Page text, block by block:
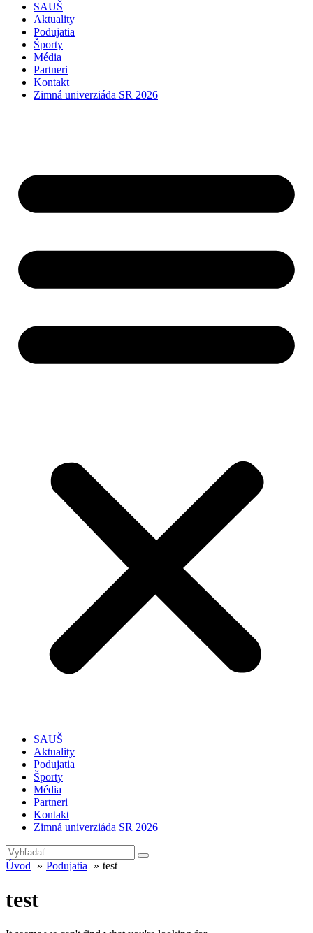
SAUŠ
Aktuality
Podujatia
Športy
Média
Partneri
Kontakt
Zimná univerziáda SR 2026
SAUŠ
Aktuality
Podujatia
Športy
Média
Partneri
Kontakt
Zimná univerziáda SR 2026
Úvod Podujatia test
test